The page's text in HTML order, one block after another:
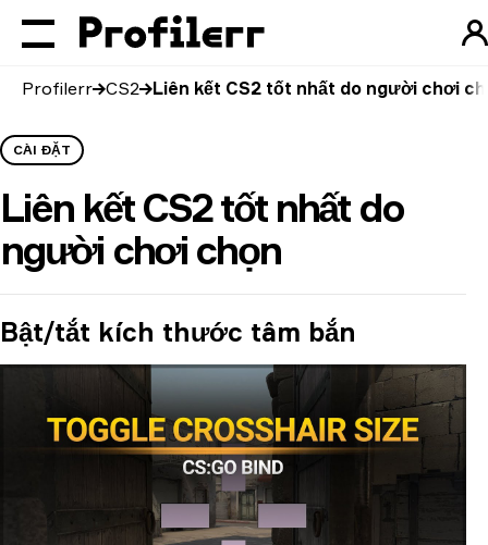
Profilerr CS2 Liên kết CS2 tốt nhất do người chơi
CÀI ĐẶT
Liên kết CS2 tốt nhất do
người chơi chọn
Bật/tắt kích thước tâm bắn